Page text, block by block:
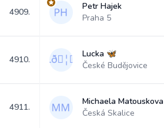
4909.
Petr Hajek
Praha 5
4910.
Lucka 🦋
České Budějovice
4911.
Michaela Matouskova
Česká Skalice